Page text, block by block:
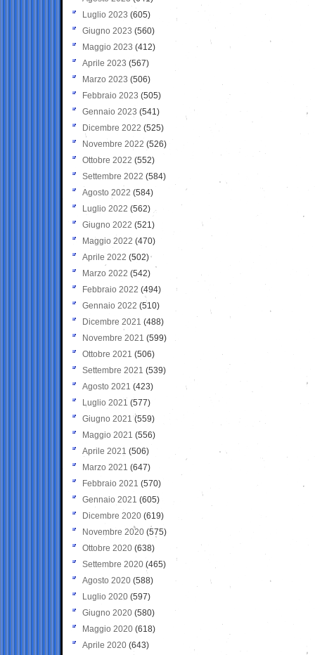
Luglio 2023 (605)
Giugno 2023 (560)
Maggio 2023 (412)
Aprile 2023 (567)
Marzo 2023 (506)
Febbraio 2023 (505)
Gennaio 2023 (541)
Dicembre 2022 (525)
Novembre 2022 (526)
Ottobre 2022 (552)
Settembre 2022 (584)
Agosto 2022 (584)
Luglio 2022 (562)
Giugno 2022 (521)
Maggio 2022 (470)
Aprile 2022 (502)
Marzo 2022 (542)
Febbraio 2022 (494)
Gennaio 2022 (510)
Dicembre 2021 (488)
Novembre 2021 (599)
Ottobre 2021 (506)
Settembre 2021 (539)
Agosto 2021 (423)
Luglio 2021 (577)
Giugno 2021(559)
Maggio 2021 (556)
Aprile 2021 (506)
Marzo 2021 (647)
Febbraio 2021 (570)
Gennaio 2021 (605)
Dicembre 2020 (619)
Novembre 2020 (575)
Ottobre 2020 (638)
Settembre 2020(465)
Agosto 2020 (588)
Luglio 2020 (597)
Giugno 2020 (580)
Maggio 2020 (618)
Aprile 2020 (643)